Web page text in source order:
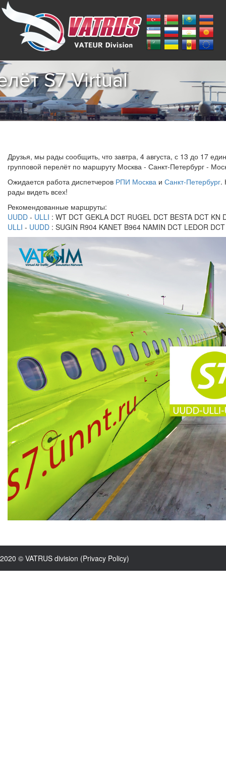
S7 Virtual
Друзья, мы рады сообщить, что завтра, 4 августа, с 13 до 17
групповой перелёт по маршруту Москва - Санкт-Петербург -
Ожидается работа диспетчеров РПИ Москва и Санкт-Петербург.
рады видеть всех!
Рекомендованные маршруты:
UUDD - ULLI : WT DCT GEKLA DCT RUGEL DCT BESTA DCT KN
ULLI - UUDD : SUGIN R904 KANET B964 NAMIN DCT LEDOR
2020 © VATRUS division (Privacy Policy)